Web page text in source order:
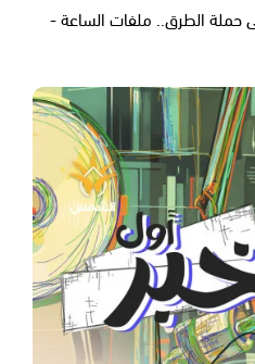
الطرق.. ملفات الساعة -